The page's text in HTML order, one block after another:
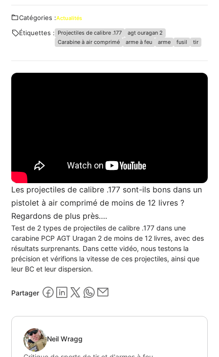
Catégories :Actualités
Étiquettes : Projectiles de calibre .177
agt ouragan 2
Carabine à air comprimé
arme à feu arme fusil tir
Les projectiles de calibre .177 sont-ils bons dans un
pistolet à air comprimé de moins de 12 livres ?
Regardons de plus près….
Test de 2 types de projectiles de calibre .177 dans une
carabine PCP AGT Uragan 2 de moins de 12 livres, avec des
résultats surprenants. Dans cette vidéo, nous testons la
précision et vérifions la vitesse de ces projectiles, ainsi que
leur BC et leur dispersion.
Partager
Neil Wragg